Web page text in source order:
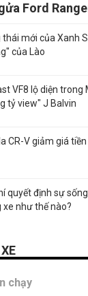
Ford
thái mới của Xanh
của Lào
VF8 lộ diện trong
tỷ view" J Balvin
CR-V giảm giá
quyết định sự
xe như thế nào?
chạy